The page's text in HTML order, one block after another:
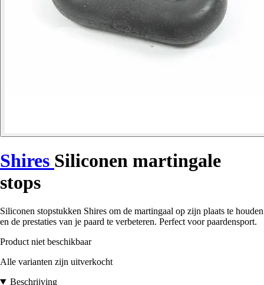
Shires Siliconen martingale
stops
Siliconen stopstukken Shires om de martingaal op zijn plaats te houden
en de prestaties van je paard te verbeteren. Perfect voor paardensport.
Product niet beschikbaar
Alle varianten zijn uitverkocht
Beschrijving